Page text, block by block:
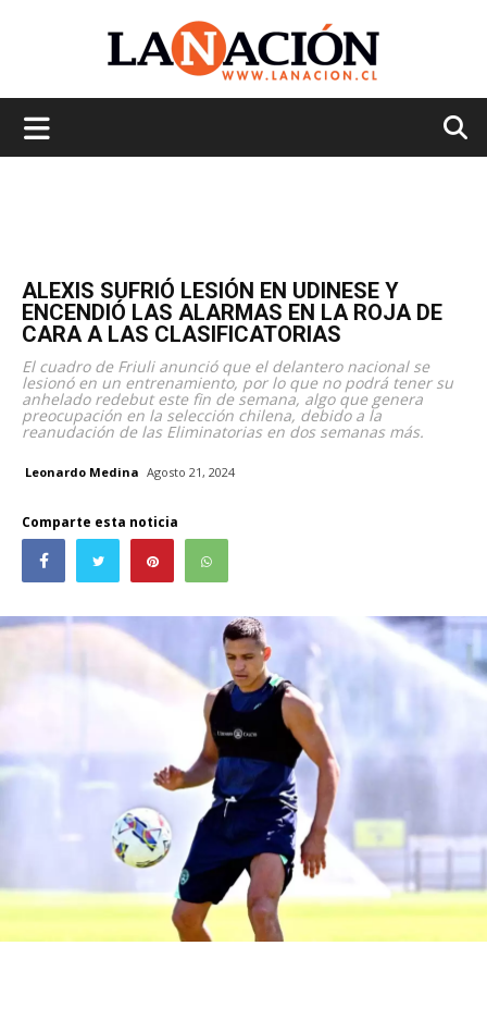
ALEXIS SUFRIÓ LESIÓN EN UDINESE Y
ENCENDIÓ LAS ALARMAS EN LA ROJA DE
CARA A LAS CLASIFICATORIAS
El cuadro de Friuli anunció que el delantero nacional se
lesionó en un entrenamiento, por lo que no podrá tener su
anhelado redebut este fin de semana, algo que genera
preocupación en la selección chilena, debido a la
reanudación de las Eliminatorias en dos semanas más.
Leonardo Medina Agosto 21, 2024
Comparte esta noticia